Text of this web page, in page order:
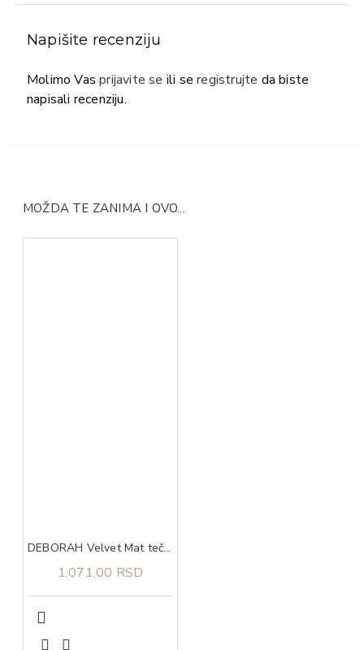
Napišite recenziju
Molimo Vasprijavite se ili seregistrujte da biste
napisali recenziju.
MOŽDA TE ZANIMA I OVO...
DEBORAH Velvet Mat tečni ruž za usne 06
1.071,00 RSD